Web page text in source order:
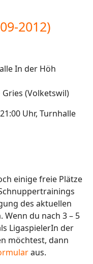
2012)
In der Höh
Gries (Volketswil)
Uhr, Turnhalle
einige freie Plätze
des aktuellen
du nach 3 – 5
LigaspielerIn der
möchtest, dann
aus.